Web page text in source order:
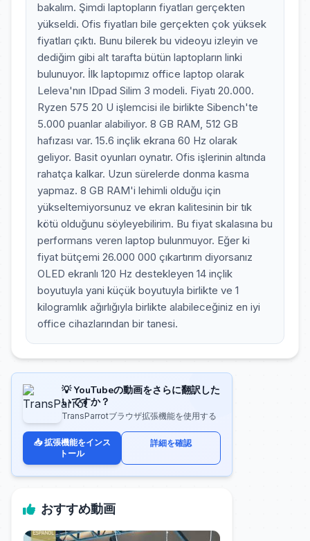
bakalım. Şimdi laptopların fiyatları gerçekten
yükseldi. Ofis fiyatları bile gerçekten çok yüksek
fiyatları çıktı. Bunu bilerek bu videoyu izleyin ve
dediğim gibi alt tarafta bütün laptopların linki
bulunuyor. İlk laptopımız office laptop olarak
Leleva'nın IDpad Silim 3 modeli. Fiyatı 20.000.
Ryzen 575 20 U işlemcisi ile birlikte Sibench'te
5.000 puanlar alabiliyor. 8 GB RAM, 512 GB
hafızası var. 15.6 inçlik ekrana 60 Hz olarak
geliyor. Basit oyunları oynatır. Ofis işlerinin altında
rahatça kalkar. Uzun sürelerde donma kasma
yapmaz. 8 GB RAM'i lehimli olduğu için
yükseltemiyorsunuz ve ekran kalitesinin bir tık
kötü olduğunu söyleyebilirim. Bu fiyat skalasına bu
performans veren laptop bulunmuyor. Eğer ki
fiyat bütçemi 26.000 000 çıkartırım diyorsanız
OLED ekranlı 120 Hz destekleyen 14 inçlik
boyutuyla yani küçük boyutuyla birlikte ve 1
kilogramlık ağırlığıyla birlikte alabileceğiniz en iyi
office cihazlarından bir tanesi.
💡 YouTubeの動画をさらに翻訳した
いですか？
TransParrotブラウザ拡張機能を使用する
📥 拡張機能をインス
トール
詳細を確認
おすすめ動画